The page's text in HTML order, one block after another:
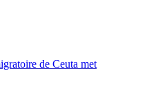
de Ceuta met